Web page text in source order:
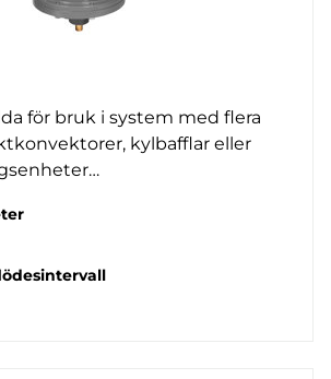
för bruk i system med flera
kylbafflar eller